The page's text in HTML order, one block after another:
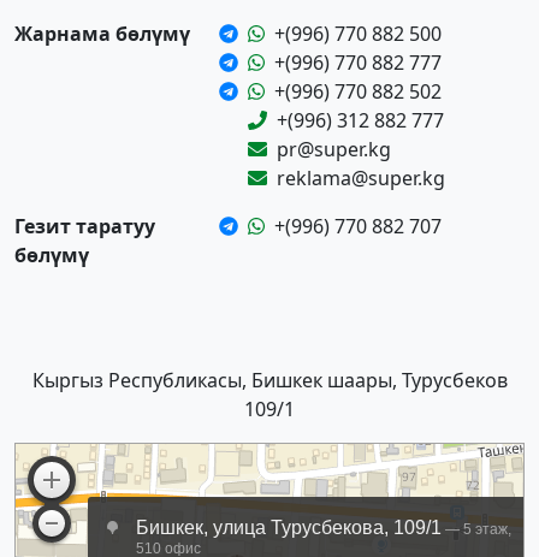
Жарнама бөлүмү
+(996) 770 882 500
+(996) 770 882 777
+(996) 770 882 502
+(996) 312 882 777
pr@super.kg
reklama@super.kg
Гезит таратуу
бөлүмү
+(996) 770 882 707
Кыргыз Республикасы, Бишкек шаары, Турусбеков
109/1